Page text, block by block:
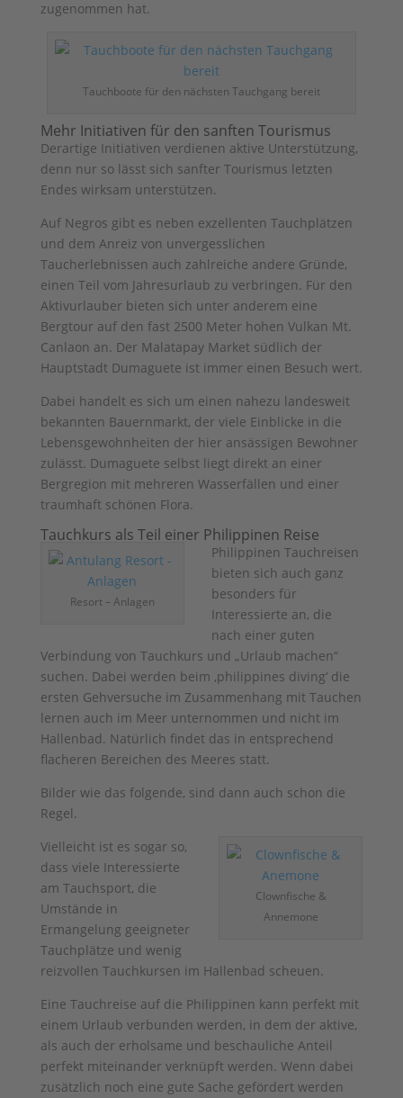
zugenommen hat.
Tauchboote für den nächsten Tauchgang bereit
Mehr Initiativen für den sanften Tourismus
Derartige Initiativen verdienen aktive Unterstützung,
denn nur so lässt sich sanfter Tourismus letzten
Endes wirksam unterstützen.
Auf Negros gibt es neben exzellenten Tauchplätzen
und dem Anreiz von unvergesslichen
Taucherlebnissen auch zahlreiche andere Gründe,
einen Teil vom Jahresurlaub zu verbringen. Für den
Aktivurlauber bieten sich unter anderem eine
Bergtour auf den fast 2500 Meter hohen Vulkan Mt.
Canlaon an. Der Malatapay Market südlich der
Hauptstadt Dumaguete ist immer einen Besuch wert.
Dabei handelt es sich um einen nahezu landesweit
bekannten Bauernmarkt, der viele Einblicke in die
Lebensgewohnheiten der hier ansässigen Bewohner
zulässt. Dumaguete selbst liegt direkt an einer
Bergregion mit mehreren Wasserfällen und einer
traumhaft schönen Flora.
Tauchkurs als Teil einer Philippinen Reise
Resort – Anlagen
Philippinen Tauchreisen
bieten sich auch ganz
besonders für
Interessierte an, die
nach einer guten
Verbindung von Tauchkurs und „Urlaub machen“
suchen. Dabei werden beim ‚philippines diving‘ die
ersten Gehversuche im Zusammenhang mit Tauchen
lernen auch im Meer unternommen und nicht im
Hallenbad. Natürlich findet das in entsprechend
flacheren Bereichen des Meeres statt.
Bilder wie das folgende, sind dann auch schon die
Regel.
Clownfische &
Annemone
Vielleicht ist es sogar so,
dass viele Interessierte
am Tauchsport, die
Umstände in
Ermangelung geeigneter
Tauchplätze und wenig
reizvollen Tauchkursen im Hallenbad scheuen.
Eine Tauchreise auf die Philippinen kann perfekt mit
einem Urlaub verbunden werden, in dem der aktive,
als auch der erholsame und beschauliche Anteil
perfekt miteinander verknüpft werden. Wenn dabei
zusätzlich noch eine gute Sache gefördert werden